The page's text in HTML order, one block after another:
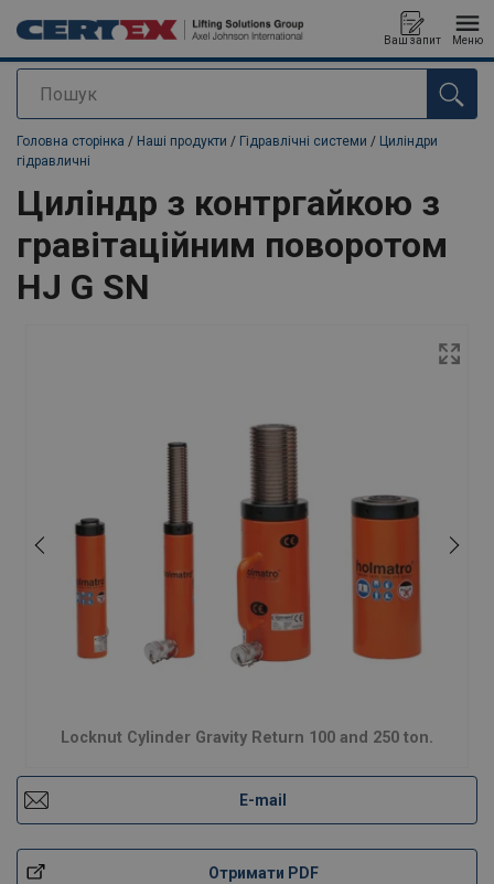
Пошук
Ваш запит Меню
added to your quote
Головна сторінка / Наші продукти / Гідравлічні системи / Циліндри
гідравличні
Циліндр з контргайкою з
гравітаційним поворотом
HJ G SN
Locknut Cylinder Gravity Return 100 and 250 ton.
E-mail
Отримати PDF